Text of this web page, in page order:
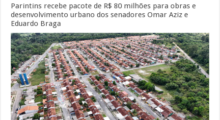
Parintins recebe pacote de R$ 80 milhões para obras e
desenvolvimento urbano dos senadores Omar Aziz e
Eduardo Braga